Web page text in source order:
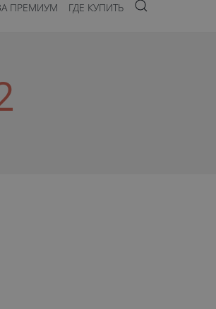
ПРЕМИУМ ГДЕ КУПИТЬ